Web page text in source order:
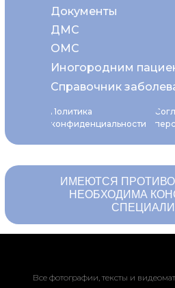
Политика
конфиденциальности
ОМС
Документы
ДМС
Иногородним
Справочник
ИМЕЮТСЯ
НЕОБХОДИМА
Все фотографии, тексты и